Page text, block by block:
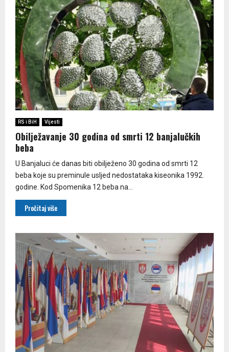
RS i BiH Vijesti
Obilježavanje 30 godina od smrti 12 banjalučkih
beba
U Banjaluci će danas biti obilježeno 30 godina od smrti 12
beba koje su preminule usljed nedostataka kiseonika 1992.
godine. Kod Spomenika 12 beba na...
Pročitaj više